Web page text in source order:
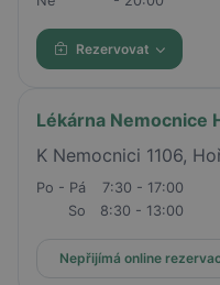
Rezervovat
Lékárna Nemocnice
K Nemocnici 1106,
Po - Pá
7:30 - 17:00
So
8:30 - 13:00
Nepřijímá online